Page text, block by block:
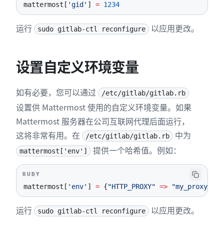
mattermost [ 'gid' ] = 1234
运行 sudo gitlab-ctl reconfigure 以应用更改。
设置自定义环境变量
如有必要，您可以通过 /etc/gitlab/gitlab.rb
设置供 Mattermost 使用的自定义环境变量。如果
Mattermost 服务器在公司互联网代理后面运行，
这将非常有用。在
/etc/gitlab/gitlab.rb 中为
mattermost['env'] 提供一个哈希值。例如：
RUBY
mattermost [ 'env' ] = {"HTTP_PROXY" => "my_proxy"
运行 sudo gitlab-ctl reconfigure 以应用更改。